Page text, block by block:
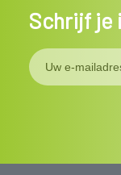
Schrijf je